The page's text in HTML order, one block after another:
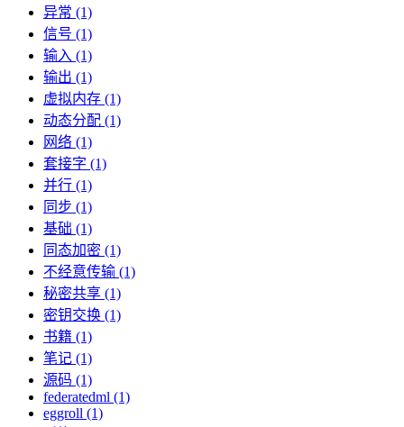
异常 (1)
信号 (1)
输入 (1)
输出 (1)
虚拟内存 (1)
动态分配 (1)
网络 (1)
套接字 (1)
并行 (1)
同步 (1)
基础 (1)
同态加密 (1)
不经意传输 (1)
秘密共享 (1)
密钥交换 (1)
书籍 (1)
笔记 (1)
源码 (1)
federatedml (1)
eggroll (1)